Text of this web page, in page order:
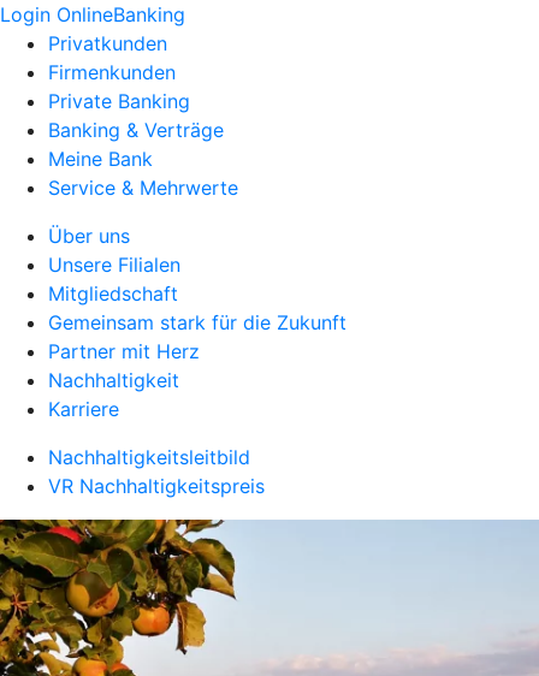
Login OnlineBanking
Privatkunden
Firmenkunden
Private Banking
Banking & Verträge
Meine Bank
Service & Mehrwerte
Über uns
Unsere Filialen
Mitgliedschaft
Gemeinsam stark für die Zukunft
Partner mit Herz
Nachhaltigkeit
Karriere
Nachhaltigkeitsleitbild
VR Nachhaltigkeitspreis